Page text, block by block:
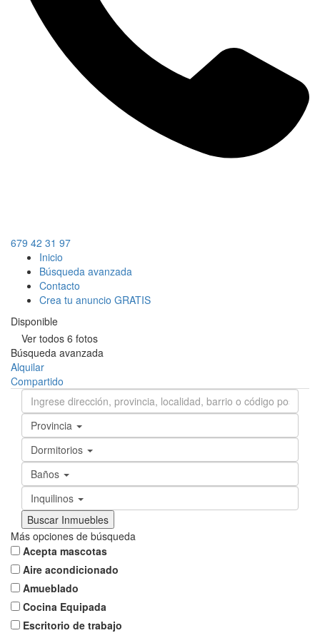
679 42 31 97
Inicio
Búsqueda avanzada
Contacto
Crea tu anuncio GRATIS
Disponible
Ver todos 6 fotos
Búsqueda avanzada
Alquilar
Compartido
Provincia
Dormitorios
Baños
Inquilinos
Más opciones de búsqueda
Acepta mascotas
Aire acondicionado
Amueblado
Cocina Equipada
Escritorio de trabajo